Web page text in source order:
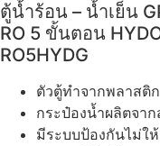
ตู้น้ำร้อน – น้ำเย็น
RO 5 ขั้นตอน
RO5HYDG
ตัวตู้ทำจากพลาสติ
กระป๋องน้ำผลิตจา
มีระบบป้องกันไม่ใ